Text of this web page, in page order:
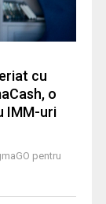
cu
o
IMM-uri
pentru